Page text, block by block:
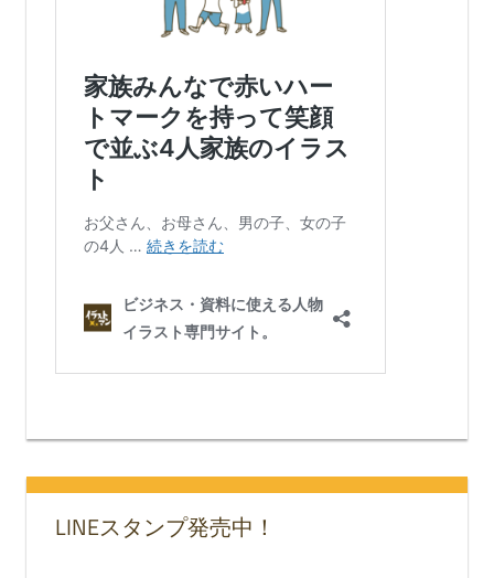
LINEスタンプ発売中！